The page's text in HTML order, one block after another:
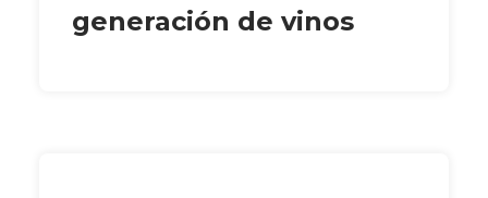
generación de vinos